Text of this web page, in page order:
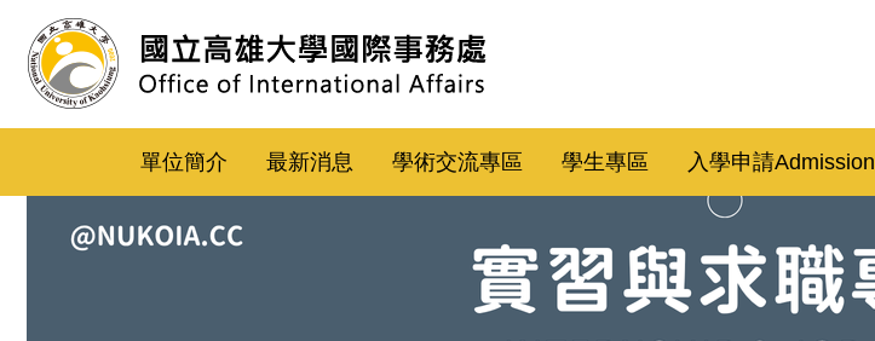
到
主
內
區
單位簡介 最新消息 學術交流專區 學生專區 入學申請Admission